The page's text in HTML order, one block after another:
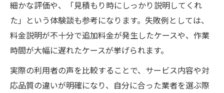
細かな評価や、「見積もり時にしっかり説明してくれ
た」という体験談も参考になります。失敗例としては、
料金説明が不十分で追加料金が発生したケースや、作業
時間が大幅に遅れたケースが挙げられます。
実際の利用者の声を比較することで、サービス内容や対
応品質の違いが明確になり、自分に合った業者を選ぶ際